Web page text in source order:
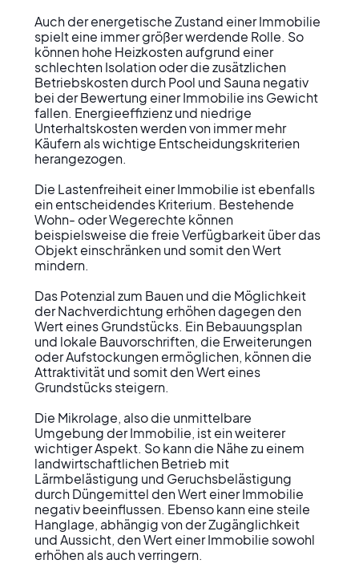
Auch der energetische Zustand einer Immobilie
spielt eine immer größer werdende Rolle. So
können hohe Heizkosten aufgrund einer
schlechten Isolation oder die zusätzlichen
Betriebskosten durch Pool und Sauna negativ
bei der Bewertung einer Immobilie ins Gewicht
fallen. Energieeffizienz und niedrige
Unterhaltskosten werden von immer mehr
Käufern als wichtige Entscheidungskriterien
herangezogen.
Die Lastenfreiheit einer Immobilie ist ebenfalls
ein entscheidendes Kriterium. Bestehende
Wohn- oder Wegerechte können
beispielsweise die freie Verfügbarkeit über das
Objekt einschränken und somit den Wert
mindern.
Das Potenzial zum Bauen und die Möglichkeit
der Nachverdichtung erhöhen dagegen den
Wert eines Grundstücks. Ein Bebauungsplan
und lokale Bauvorschriften, die Erweiterungen
oder Aufstockungen ermöglichen, können die
Attraktivität und somit den Wert eines
Grundstücks steigern.
Die Mikrolage, also die unmittelbare
Umgebung der Immobilie, ist ein weiterer
wichtiger Aspekt. So kann die Nähe zu einem
landwirtschaftlichen Betrieb mit
Lärmbelästigung und Geruchsbelästigung
durch Düngemittel den Wert einer Immobilie
negativ beeinflussen. Ebenso kann eine steile
Hanglage, abhängig von der Zugänglichkeit
und Aussicht, den Wert einer Immobilie sowohl
erhöhen als auch verringern.